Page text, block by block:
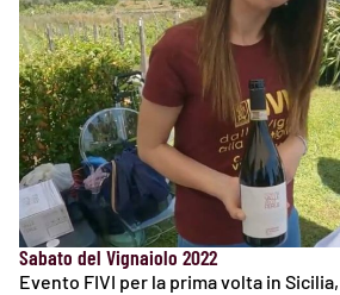
Sabato del Vignaiolo 2022
Evento FIVI per la prima volta in